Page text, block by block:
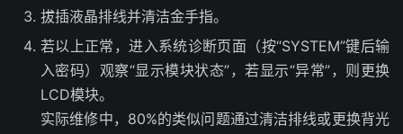
拔插液晶排线并清洁金手指。
若以上正常，进入系统诊断页面（按“SYSTEM”键后输
入密码）观察“显示模块状态”，若显示“异常”，则更换
LCD模块。
实际维修中，80%的类似问题通过清洁排线或更换背光